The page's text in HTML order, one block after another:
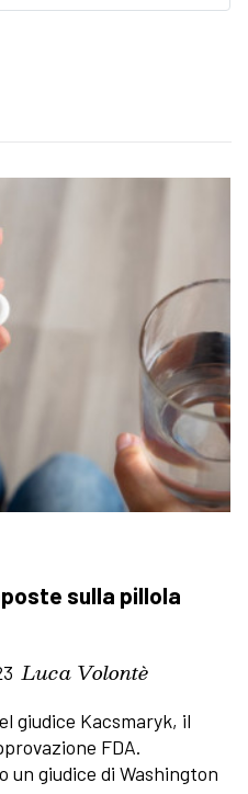
sulla pillola
Luca Volontè
giudice Kacsmaryk, il
FDA.
un giudice di Washington